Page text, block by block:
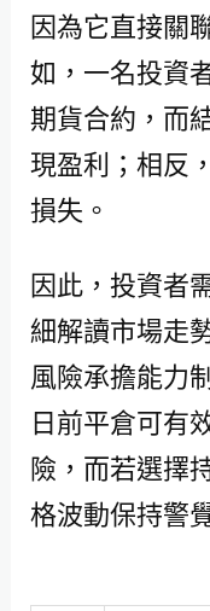
因為它直接關
如，一名投資
期貨合約，而
現盈利；相反
損失。
因此，投資者
細解讀市場走
風險承擔能力
日前平倉可有
險，而若選擇
格波動保持警